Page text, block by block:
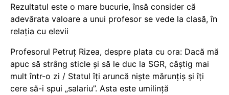
Rezultatul este o mare bucurie, însă consider că
adevărata valoare a unui profesor se vede la clasă, în
relația cu elevii
Profesorul Petruț Rizea, despre plata cu ora: Dacă mă
apuc să strâng sticle și să le duc la SGR, câștig mai
mult într-o zi / Statul îți aruncă niște mărunțiș și îți
cere să-i spui „salariu”. Asta este umilință